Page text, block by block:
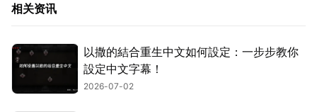
相关资讯
以撒的結合重生中文如何設定：一步步教你
設定中文字幕！
2026-07-02